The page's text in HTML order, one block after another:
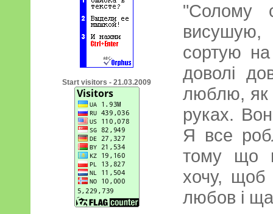
Start visitors - 21.03.2009
"Солому
сортую
доволі
люблю, як
руках.
Я все
тому що
хочу,
любов і